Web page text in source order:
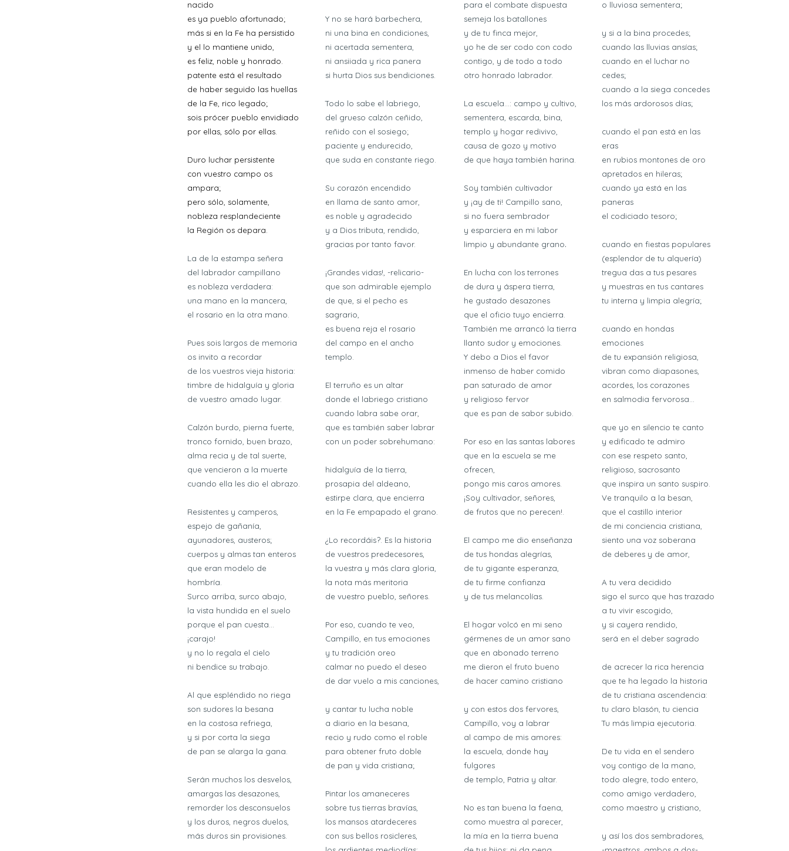
nacido
es ya pueblo afortunado;
más si en la Fe ha persistido
y el lo mantiene unido,
es feliz, noble y honrado.
patente está el resultado
de haber seguido las huellas
de la Fe, rico legado;
sois prócer pueblo envidiado
por ellas, sólo por ellas.
Duro luchar persistente
con vuestro campo os
ampara;
pero sólo, solamente,
nobleza resplandeciente
la Región os depara.
La de la estampa señera
del labrador campillano
es nobleza verdadera:
una mano en la mancera,
el rosario en la otra mano.
Pues sois largos de memoria
os invito a recordar
de los vuestros vieja historia:
timbre de hidalguía y gloria
de vuestro amado lugar.
Calzón burdo, pierna fuerte,
tronco fornido, buen brazo,
alma recia y de tal suerte,
que vencieron a la muerte
cuando ella les dio el abrazo.
Resistentes y camperos,
espejo de gañanía,
ayunadores, austeros;
cuerpos y almas tan enteros
que eran modelo de
hombría.
Surco arriba, surco abajo,
la vista hundida en el suelo
porque el pan cuesta...
¡carajo!
y no lo regala el cielo
ni bendice su trabajo.
Al que espléndido no riega
son sudores la besana
en la costosa refriega,
y si por corta la siega
de pan se alarga la gana.
Serán muchos los desvelos,
amargas las desazones,
remorder los desconsuelos
y los duros, negros duelos,
más duros sin provisiones.
Y no se hará barbechera,
ni una bina en condiciones,
ni acertada sementera,
ni ansiiada y rica panera
si hurta Dios sus bendiciones.
Todo lo sabe el labriego,
del grueso calzón ceñido,
reñido con el sosiego;
paciente y endurecido,
que suda en constante riego.
Su corazón encendido
en llama de santo amor,
es noble y agradecido
y a Dios tributa, rendido,
gracias por tanto favor.
¡Grandes vidas!, -relicario-
que son admirable ejemplo
de que, si el pecho es
sagrario,
es buena reja el rosario
del campo en el ancho
templo.
El terruño es un altar
donde el labriego cristiano
cuando labra sabe orar,
que es también saber labrar
con un poder sobrehumano:
hidalguía de la tierra,
prosapia del aldeano,
estirpe clara, que encierra
en la Fe empapado el grano.
¿Lo recordáis?. Es la historia
de vuestros predecesores,
la vuestra y más clara gloria,
la nota más meritoria
de vuestro pueblo, señores.
Por eso, cuando te veo,
Campillo, en tus emociones
y tu tradición oreo
calmar no puedo el deseo
de dar vuelo a mis canciones,
y cantar tu lucha noble
a diario en la besana,
recio y rudo como el roble
para obtener fruto doble
de pan y vida cristiana;
Pintar los amaneceres
sobre tus tierras bravías,
los mansos atardeceres
con sus bellos rosicleres,
para el combate dispuesta
semeja los batallones
y de tu finca mejor,
yo he de ser codo con codo
contigo, y de todo a todo
otro honrado labrador.
La escuela...: campo y cultivo,
sementera, escarda, bina,
templo y hogar redivivo,
causa de gozo y motivo
de que haya también harina.
Soy también cultivador
y ¡ay de ti! Campillo sano,
si no fuera sembrador
y esparciera en mi labor
limpio y abundante grano.
En lucha con los terrones
de dura y áspera tierra,
he gustado desazones
que el oficio tuyo encierra.
También me arrancó la tierra
llanto sudor y emociones.
Y debo a Dios el favor
inmenso de haber comido
pan saturado de amor
y religioso fervor
que es pan de sabor subido.
Por eso en las santas labores
que en la escuela se me
ofrecen,
pongo mis caros amores.
¡Soy cultivador, señores,
de frutos que no perecen!.
El campo me dio enseñanza
de tus hondas alegrías,
de tu gigante esperanza,
de tu firme confianza
y de tus melancolías.
El hogar volcó en mi seno
gérmenes de un amor sano
que en abonado terreno
me dieron el fruto bueno
de hacer camino cristiano
y con estos dos fervores,
Campillo, voy a labrar
al campo de mis amores:
la escuela, donde hay
fulgores
de templo, Patria y altar.
No es tan buena la faena,
como muestra al parecer,
la mía en la tierra buena
o lluviosa sementera;
y si a la bina procedes;
cuando las lluvias ansías;
cuando en el luchar no
cedes;
cuando a la siega concedes
los más ardorosos días;
cuando el pan está en las
eras
en rubios montones de oro
apretados en hileras;
cuando ya está en las
paneras
el codiciado tesoro;
cuando en fiestas populares
(esplendor de tu alquería)
tregua das a tus pesares
y muestras en tus cantares
tu interna y limpia alegría;
cuando en hondas
emociones
de tu expansión religiosa,
vibran como diapasones,
acordes, los corazones
en salmodia fervorosa...
que yo en silencio te canto
y edificado te admiro
con ese respeto santo,
religioso, sacrosanto
que inspira un santo suspiro.
Ve tranquilo a la besan,
que el castillo interior
de mi conciencia cristiana,
siento una voz soberana
de deberes y de amor,
A tu vera decidido
sigo el surco que has trazado
a tu vivir escogido,
y si cayera rendido,
será en el deber sagrado
de acrecer la rica herencia
que te ha legado la historia
de tu cristiana ascendencia:
tu claro blasón, tu ciencia
Tu más limpia ejecutoria.
De tu vida en el sendero
voy contigo de la mano,
todo alegre, todo entero,
como amigo verdadero,
como maestro y cristiano,
y así los dos sembradores,